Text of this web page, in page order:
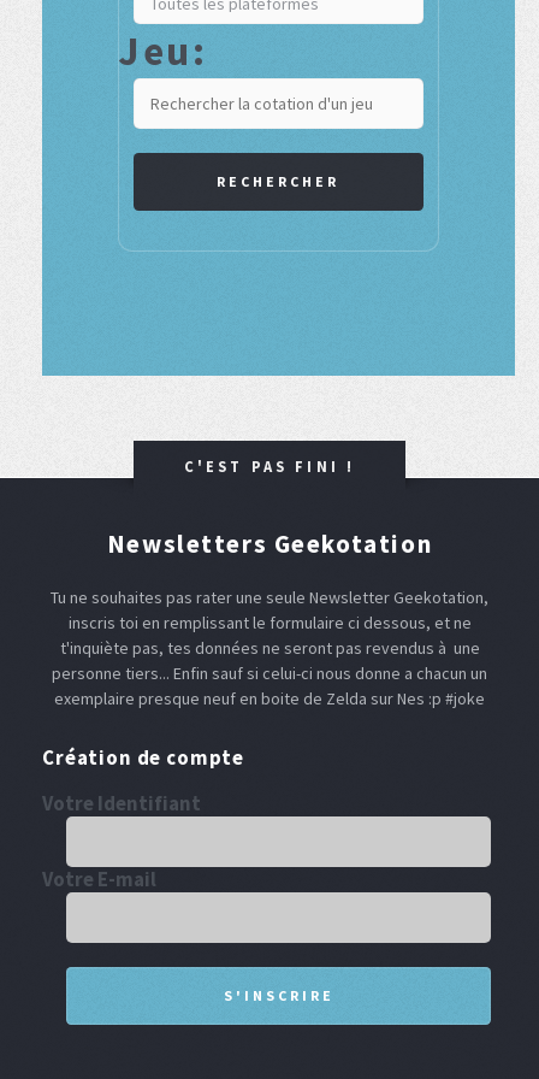
Jeu:
RECHERCHER
C'EST PAS FINI !
Newsletters Geekotation
Tu ne souhaites pas rater une seule Newsletter Geekotation,
inscris toi en remplissant le formulaire ci dessous, et ne
t'inquiète pas, tes données ne seront pas revendus à une
personne tiers... Enfin sauf si celui-ci nous donne a chacun un
exemplaire presque neuf en boite de Zelda sur Nes :p #joke
Création de compte
Votre Identifiant
Votre E-mail